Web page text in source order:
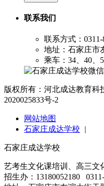
联系我们
联系方式：0311-
地址：石家庄市
乘车：34、40、
版权所有：河北成达教育
2020025833号-2
网站地图
石家庄成达学校
|
石家庄成达学校
艺考生文化课培训、高三文
招生办：13180052180